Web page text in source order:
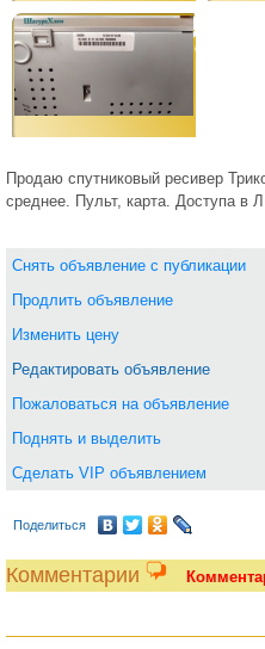
Продаю спутниковый ресивер
среднее. Пульт, карта. Доступа в
Снять объявление с публикации
Продлить объявление
Изменить цену
Редактировать объявление
Пожаловаться на объявление
Поднять и выделить
Сделать VIP объявлением
Поделиться
Комментарии